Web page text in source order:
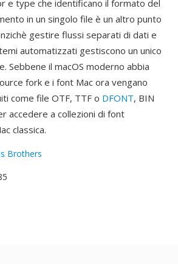
e type che identificano il formato del
in un singolo file è un altro punto
gestire flussi separati di dati e
automatizzati gestiscono un unico
Sebbene il macOS moderno abbia
fork e i font Mac ora vengano
come file OTF, TTF o DFONT, BIN
accedere a collezioni di font
classica.
Brothers